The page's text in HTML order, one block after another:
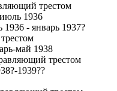
трестом
1936
- январь 1937?
май 1938
трестом
1939??